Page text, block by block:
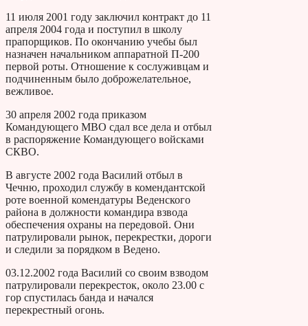
11 июля 2001 году заключил контракт до 11
апреля 2004 года и поступил в школу
прапорщиков. По окончанию учебы был
назначен начальником аппаратной П-200
первой роты. Отношение к сослуживцам и
подчиненным было доброжелательное,
вежливое.
30 апреля 2002 года приказом
Командующего МВО сдал все дела и отбыл
в распоряжение Командующего войсками
СКВО.
В августе 2002 года Василий отбыл в
Чечню, проходил службу в комендантской
роте военной комендатуры Веденского
района в должности командира взвода
обеспечения охраны на передовой. Они
патрулировали рынок, перекрестки, дороги
и следили за порядком в Ведено.
03.12.2002 года Василий со своим взводом
патрулировали перекресток, около 23.00 с
гор спустилась банда и начался
перекрестный огонь.